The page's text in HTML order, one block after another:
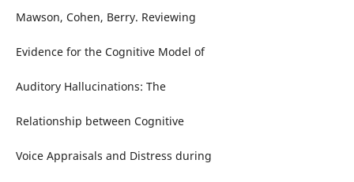
Mawson, Cohen, Berry. Reviewing
Evidence for the Cognitive Model of
Auditory Hallucinations: The
Relationship between Cognitive
Voice Appraisals and Distress during